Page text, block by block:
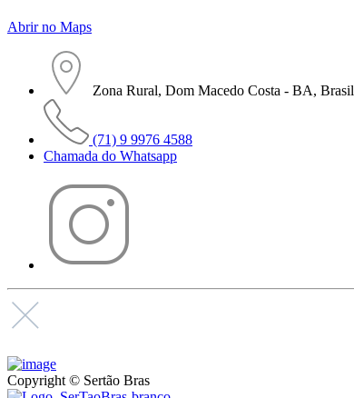
Abrir no Maps
Zona Rural, Dom Macedo Costa - BA, Brasil
(71) 9 9976 4588
Chamada do Whatsapp
Copyright © Sertão Bras